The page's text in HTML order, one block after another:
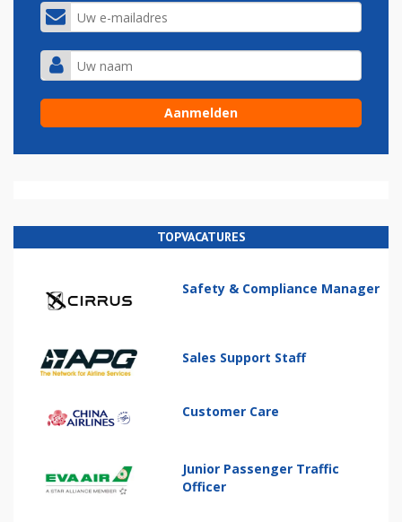
TOPVACATURES
Safety & Compliance Manager
Sales Support Staff
Customer Care
Junior Passenger Traffic
Officer